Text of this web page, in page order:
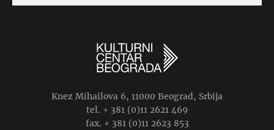
Knez Mihailova 6, 11000 Beograd, Srbija
tel. + 381 (0)11 2621 469
fax. + 381 (0)11 2623 853